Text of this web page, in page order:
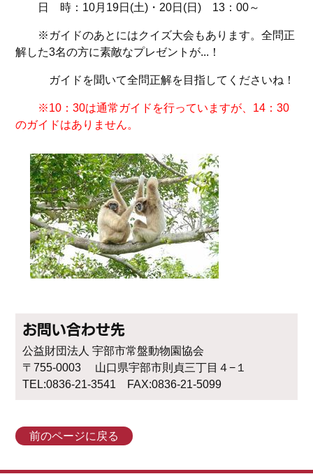
日 時：10月19日(土)・20日(日) 13：00～
※ガイドのあとにはクイズ大会もあります。全問正
解した3名の方に素敵なプレゼントが...！
ガイドを聞いて全問正解を目指してくださいね！
※10：30は通常ガイドを行っていますが、14：30
のガイドはありません。
お問い合わせ先
公益財団法人 宇部市常盤動物園協会
〒755-0003 山口県宇部市則貞三丁目４−１
TEL:0836-21-3541 FAX:0836-21-5099
前のページに戻る